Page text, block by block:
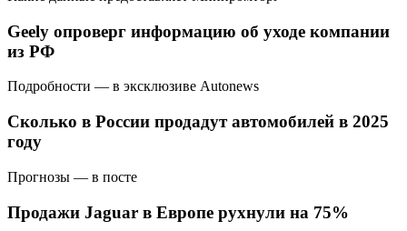
Geely опроверг информацию об уходе компании
из РФ
Подробности — в эксклюзиве Autonews
Сколько в России продадут автомобилей в 2025
году
Прогнозы — в посте
Продажи Jaguar в Европе рухнули на 75%